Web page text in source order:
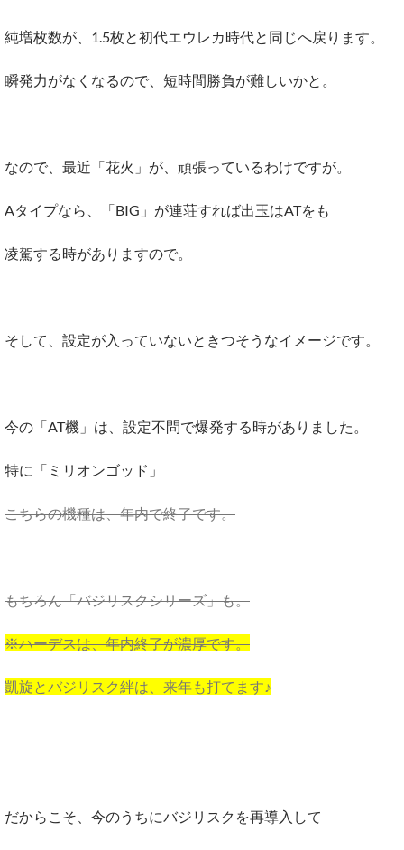
純増枚数が、1.5枚と初代エウレカ時代と同じへ戻ります。
瞬発力がなくなるので、短時間勝負が難しいかと。
なので、最近「花火」が、頑張っているわけですが。
Aタイプなら、「BIG」が連荘すれば出玉はATをも
凌駕する時がありますので。
そして、設定が入っていないときつそうなイメージです。
今の「AT機」は、設定不問で爆発する時がありました。
特に「ミリオンゴッド」
こちらの機種は、年内で終了です。
もちろん「バジリスクシリーズ」も。
※ハーデスは、年内終了が濃厚です。
凱旋とバジリスク絆は、来年も打てます♪
だからこそ、今のうちにバジリスクを再導入して